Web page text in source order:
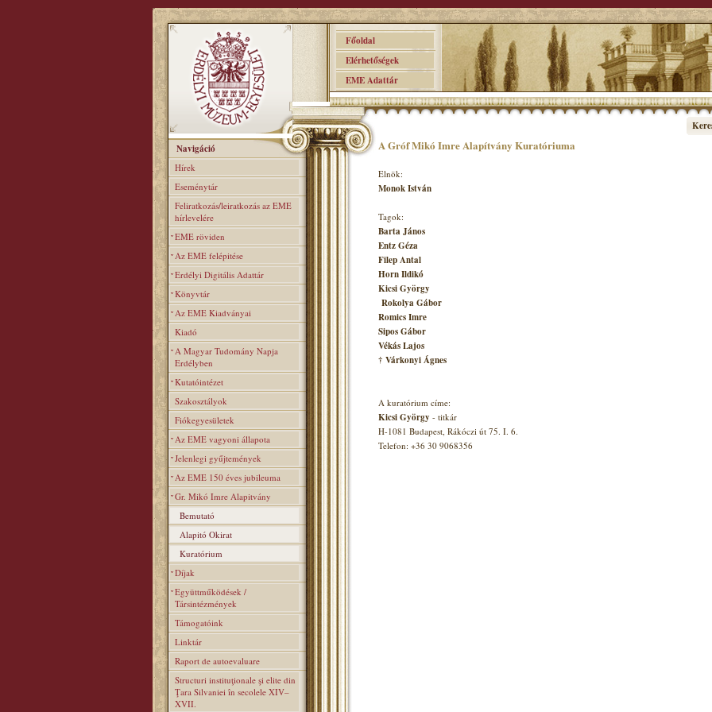
Főoldal
Elérhetőségek
EME Adattár
Navigáció
Hírek
Eseménytár
Feliratkozás/leiratkozás az EME
hírlevelére
EME röviden
Az EME felépitése
Erdélyi Digitális Adattár
Könyvtár
Az EME Kiadványai
Kiadó
A Magyar Tudomány Napja
Erdélyben
Kutatóintézet
Szakosztályok
Fiókegyesületek
Az EME vagyoni állapota
Jelenlegi gyűjtemények
Az EME 150 éves jubileuma
Gr. Mikó Imre Alapitvány
Bemutató
Alapitó Okirat
Kuratórium
Díjak
Együttműködések /
Társintézmények
Támogatóink
Linktár
Raport de autoevaluare
Structuri instituţionale şi elite din
Ţara Silvaniei în secolele XIV–
XVII.
A Gróf Mikó Imre Alapítvány Kuratóriuma
Elnök:
Monok István
Tagok:
Barta János
Entz Géza
Filep Antal
Horn Ildikó
Kicsi György
Rokolya Gábor
Romics Imre
Sipos Gábor
Vékás Lajos
† Várkonyi Ágnes
A kuratórium címe:
Kicsi György - titkár
H-1081 Budapest, Rákóczi út 75. I. 6.
Telefon: +36 30 9068356